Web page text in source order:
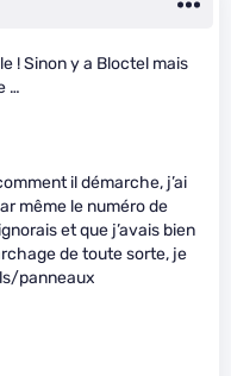
! Sinon y a Bloctel mais
…
il démarche, j’ai
même le numéro de
et que j’avais bien
de toute sorte, je
panneaux